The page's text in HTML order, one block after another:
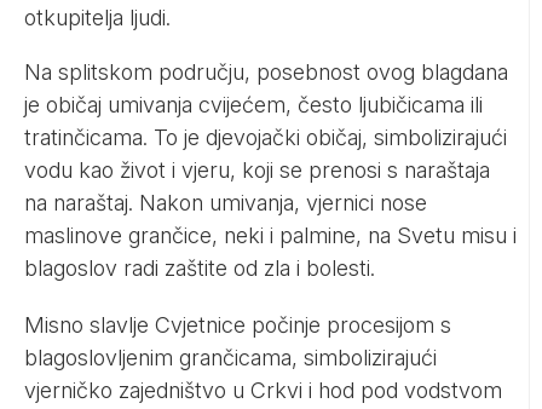
otkupitelja ljudi.
Na splitskom području, posebnost ovog blagdana
je običaj umivanja cvijećem, često ljubičicama ili
tratinčicama. To je djevojački običaj, simbolizirajući
vodu kao život i vjeru, koji se prenosi s naraštaja
na naraštaj. Nakon umivanja, vjernici nose
maslinove grančice, neki i palmine, na Svetu misu i
blagoslov radi zaštite od zla i bolesti.
Misno slavlje Cvjetnice počinje procesijom s
blagoslovljenim grančicama, simbolizirajući
vjerničko zajedništvo u Crkvi i hod pod vodstvom